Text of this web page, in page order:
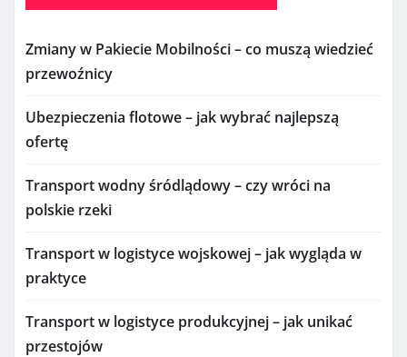
Zmiany w Pakiecie Mobilności – co muszą wiedzieć
przewoźnicy
Ubezpieczenia flotowe – jak wybrać najlepszą
ofertę
Transport wodny śródlądowy – czy wróci na
polskie rzeki
Transport w logistyce wojskowej – jak wygląda w
praktyce
Transport w logistyce produkcyjnej – jak unikać
przestojów